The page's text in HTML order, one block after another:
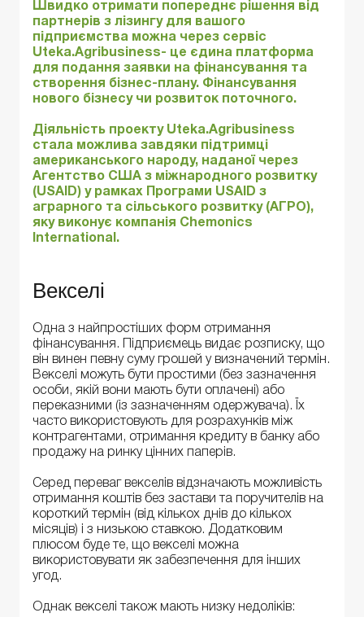
Швидко отримати попереднє рішення від
партнерів з лізингу для вашого
підприємства можна через сервіс
Uteka.Agribusiness- це єдина платформа
для подання заявки на фінансування та
створення бізнес-плану. Фінансування
нового бізнесу чи розвиток поточного.
Діяльність проекту Uteka.Agribusiness
стала можлива завдяки підтримці
американського народу, наданої через
Агентство США з міжнародного розвитку
(USAID) у рамках Програми USAID з
аграрного та сільського розвитку (АГРО),
яку виконує компанія Chemonics
International.
Векселі
Одна з найпростіших форм отримання
фінансування. Підприємець видає розписку, що
він винен певну суму грошей у визначений термін.
Векселі можуть бути простими (без зазначення
особи, якій вони мають бути оплачені) або
переказними (із зазначенням одержувача). Їх
часто використовують для розрахунків між
контрагентами, отримання кредиту в банку або
продажу на ринку цінних паперів.
Серед переваг векселів відзначають можливість
отримання коштів без застави та поручителів на
короткий термін (від кількох днів до кількох
місяців) і з низькою ставкою. Додатковим
плюсом буде те, що векселі можна
використовувати як забезпечення для інших
угод.
Однак векселі також мають низку недоліків: